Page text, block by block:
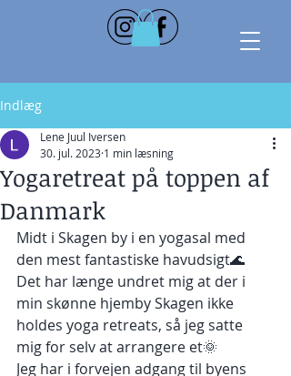
Indlæg
Yogaretreat på toppen af
Danmark
Lene Juul Iversen
30. jul. 2023 1 min læsning
Midt i Skagen by i en yogasal med
den mest fantastiske havudsigt🌊
Det har længe undret mig at der i
min skønne hjemby Skagen ikke
holdes yoga retreats, så jeg satte
mig for selv at arrangere et🌞
Jeg har i forvejen adgang til byens